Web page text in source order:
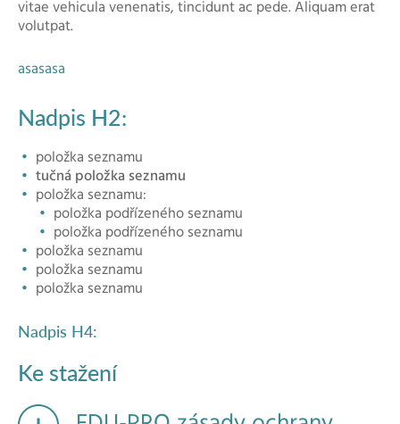
vitae vehicula venenatis, tincidunt ac pede. Aliquam erat
volutpat.
asasasa
Nadpis H2:
položka seznamu
tučná položka seznamu
položka seznamu:
položka podřízeného seznamu
položka podřízeného seznamu
položka seznamu
položka seznamu
položka seznamu
Nadpis H4:
Ke stažení